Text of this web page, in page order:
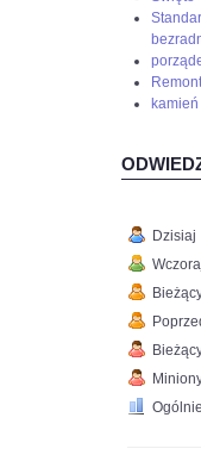
Dzisiaj
Ogólnie